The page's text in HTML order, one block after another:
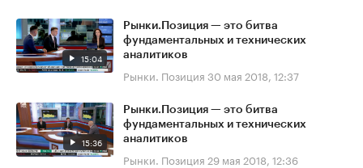
15:04
Рынки.Позиция — это битва
фундаментальных и технических
аналитиков
Рынки. Позиция 30 мая 2018, 12:37
15:36
Рынки.Позиция — это битва
фундаментальных и технических
аналитиков
Рынки. Позиция 29 мая 2018, 12:36